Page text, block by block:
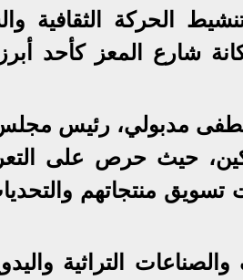
الحركة الثقافية
شارع المعز كأحد
مدبولي، رئيس مجلس
حيث حرص على
منتجاتهم
التراثية